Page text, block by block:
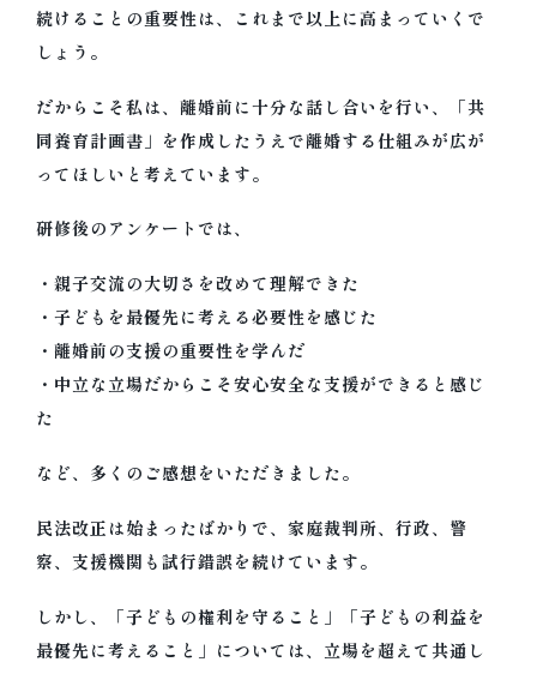
続けることの重要性は、これまで以上に高まっていくで
しょう。
だからこそ私は、離婚前に十分な話し合いを行い、「共
同養育計画書」を作成したうえで離婚する仕組みが広が
ってほしいと考えています。
研修後のアンケートでは、
・親子交流の大切さを改めて理解できた
・子どもを最優先に考える必要性を感じた
・離婚前の支援の重要性を学んだ
・中立な立場だからこそ安心安全な支援ができると感じ
た
など、多くのご感想をいただきました。
民法改正は始まったばかりで、家庭裁判所、行政、警
察、支援機関も試行錯誤を続けています。
しかし、「子どもの権利を守ること」「子どもの利益を
最優先に考えること」については、立場を超えて共通し